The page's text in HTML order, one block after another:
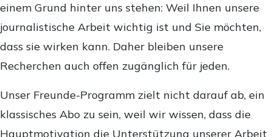
einem Grund hinter uns stehen: Weil Ihnen unsere
journalistische Arbeit wichtig ist und Sie möchten,
dass sie wirken kann. Daher bleiben unsere
Recherchen auch offen zugänglich für jeden.
Unser Freunde-Programm zielt nicht darauf ab, ein
klassisches Abo zu sein, weil wir wissen, dass die
Hauptmotivation die Unterstützung unserer Arbeit